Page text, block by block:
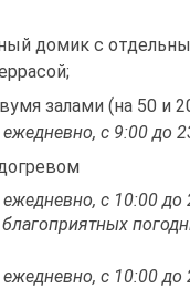
до­мик с
за­ла­ми (на 50 и
с 9:00 до
с 10:00 до
с 10:00 до